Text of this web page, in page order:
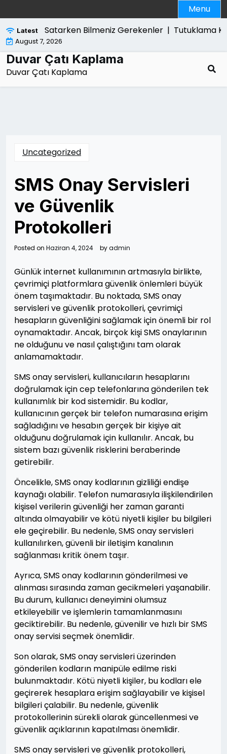
to
content
Menu
Latest
Slim Satarken Bilmeniz Gerekenler |Tutuklama
August 7, 2026
Duvar Çatı Kaplama
Duvar Çatı Kaplama
Uncategorized
SMS Onay Servisleri
ve Güvenlik
Protokolleri
Posted on Haziran 4, 2024 byadmin
Günlük internet kullanımının artmasıyla birlikte,
çevrimiçi platformlara güvenlik önlemleri büyük
önem taşımaktadır. Bu noktada, SMS onay
servisleri ve güvenlik protokolleri, çevrimiçi
hesapların güvenliğini sağlamak için önemli bir rol
oynamaktadır. Ancak, birçok kişi SMS onaylarının
ne olduğunu ve nasıl çalıştığını tam olarak
anlamamaktadır.
SMS onay servisleri, kullanıcıların hesaplarını
doğrulamak için cep telefonlarına gönderilen tek
kullanımlık bir kod sistemidir. Bu kodlar,
kullanıcının gerçek bir telefon numarasına erişim
sağladığını ve hesabın gerçek bir kişiye ait
olduğunu doğrulamak için kullanılır. Ancak, bu
sistem bazı güvenlik risklerini beraberinde
getirebilir.
Öncelikle, SMS onay kodlarının gizliliği endişe
kaynağı olabilir. Telefon numarasıyla ilişkilendirilen
kişisel verilerin güvenliği her zaman garanti
altında olmayabilir ve kötü niyetli kişiler bu bilgileri
ele geçirebilir. Bu nedenle, SMS onay servisleri
kullanılırken, güvenli bir iletişim kanalının
sağlanması kritik önem taşır.
Ayrıca, SMS onay kodlarının gönderilmesi ve
alınması sırasında zaman gecikmeleri yaşanabilir.
Bu durum, kullanıcı deneyimini olumsuz
etkileyebilir ve işlemlerin tamamlanmasını
geciktirebilir. Bu nedenle, güvenilir ve hızlı bir SMS
onay servisi seçmek önemlidir.
Son olarak, SMS onay servisleri üzerinden
gönderilen kodların manipüle edilme riski
bulunmaktadır. Kötü niyetli kişiler, bu kodları ele
geçirerek hesaplara erişim sağlayabilir ve kişisel
bilgileri çalabilir. Bu nedenle, güvenlik
protokollerinin sürekli olarak güncellenmesi ve
güvenlik açıklarının kapatılması önemlidir.
SMS onay servisleri ve güvenlik protokolleri,